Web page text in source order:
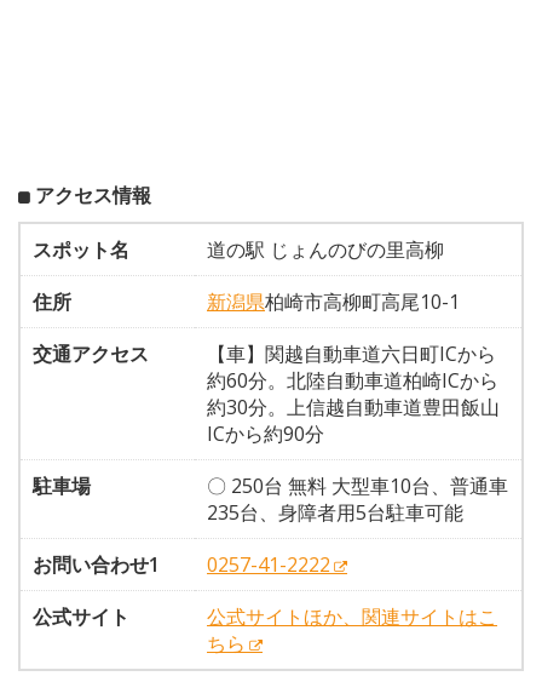
アクセス情報
スポット名
道の駅 じょんのびの里高柳
住所
新潟県柏崎市高柳町高尾10-1
交通アクセス
【車】関越自動車道六日町ICから
約60分。北陸自動車道柏崎ICから
約30分。上信越自動車道豊田飯山
ICから約90分
駐車場
〇 250台 無料 大型車10台、普通車
235台、身障者用5台駐車可能
お問い合わせ1
0257-41-2222
公式サイト
公式サイトほか、関連サイトはこ
ちら